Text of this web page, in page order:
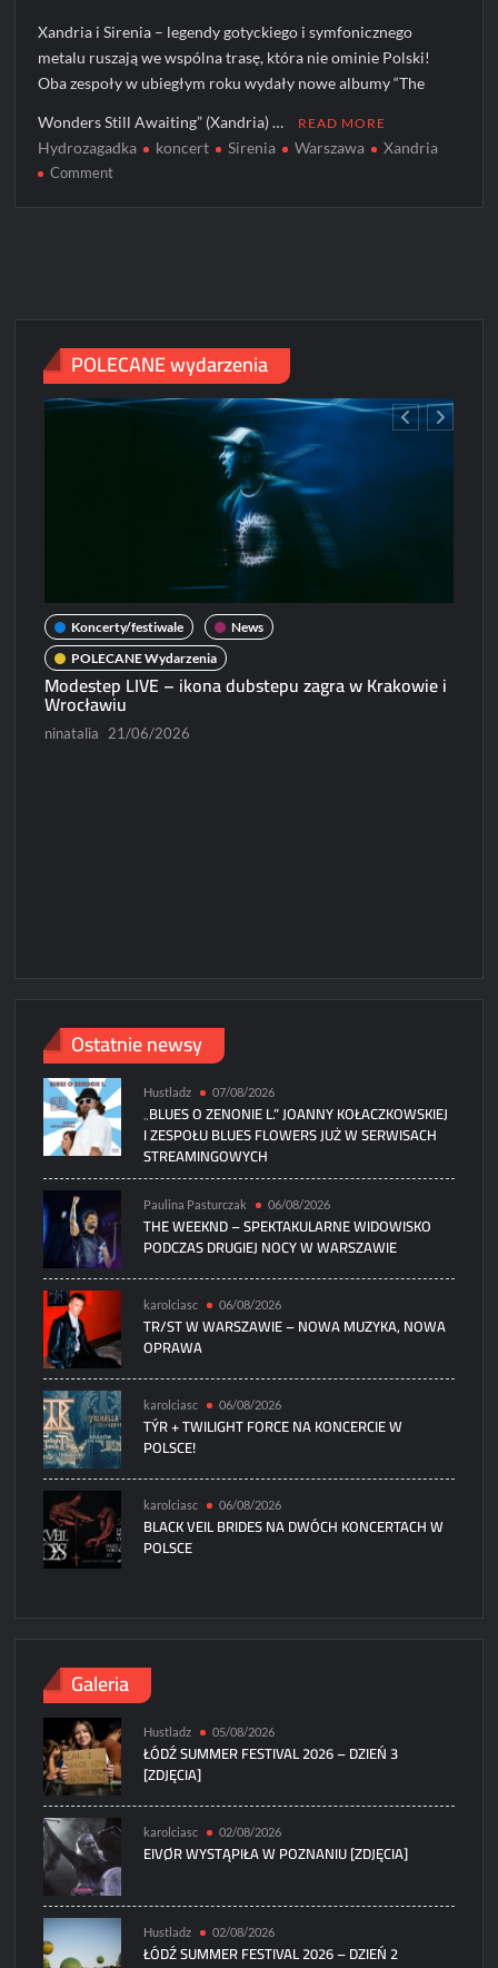
Xandria i Sirenia – legendy gotyckiego i symfonicznego
metalu ruszają we wspólna trasę, która nie ominie Polski!
Oba zespoły w ubiegłym roku wydały nowe albumy “The
Wonders Still Awaiting” (Xandria) … READ MORE
Hydrozagadka koncert Sirenia Warszawa Xandria
Commenton
POLECANE wydarzenia
Koncerty/festiwale
News
POLECANE Wydarzenia
Modestep LIVE – ikona dubstepu zagra w Krakowie i
Wrocławiu
ninatalia 21/06/2026
Ostatnie newsy
Hustladz 07/08/2026
„BLUES O ZENONIE L.” JOANNY KOŁACZKOWSKIEJ
I ZESPOŁU BLUES FLOWERS JUŻ W SERWISACH
STREAMINGOWYCH
Paulina Pasturczak 06/08/2026
THE WEEKND – SPEKTAKULARNE WIDOWISKO
PODCZAS DRUGIEJ NOCY W WARSZAWIE
karolciasc 06/08/2026
TR/ST W WARSZAWIE – NOWA MUZYKA, NOWA
OPRAWA
karolciasc 06/08/2026
TÝR + TWILIGHT FORCE NA KONCERCIE W
POLSCE!
karolciasc 06/08/2026
BLACK VEIL BRIDES NA DWÓCH KONCERTACH W
POLSCE
Galeria
Hustladz 05/08/2026
ŁÓDŹ SUMMER FESTIVAL 2026 – DZIEŃ 3
[ZDJĘCIA]
karolciasc 02/08/2026
EIVØR WYSTĄPIŁA W POZNANIU [ZDJĘCIA]
Hustladz 02/08/2026
ŁÓDŹ SUMMER FESTIVAL 2026 – DZIEŃ 2